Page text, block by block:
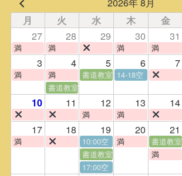
月 火 水 木 金
27 28 29 30 31
満 満 満 満
3 4 5 6 7
満 満 書道教室 14-18空
書道教室
10 11 12 13 14
満 満
17 18 19 20 21
満 10:00空 満 書道教室
書道教室
満
17:00空